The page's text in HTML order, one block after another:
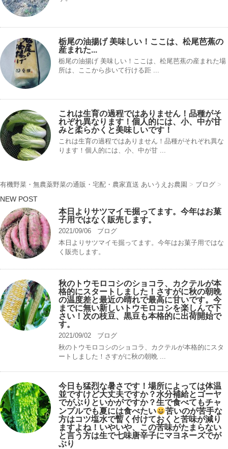
栃尾の油揚げ 美味しい！ここは、松尾芭蕉の
産まれた...
栃尾の油揚げ 美味しい！ここは、松尾芭蕉の産まれた場
所は、ここから歩いて行ける距 ...
これは生育の過程ではありません！品種がそ
れぞれ異なります！個人的には、小、中が甘
みと柔らかくと美味しいです！
これは生育の過程ではありません！品種がそれぞれ異な
ります！個人的には、小、中が甘 ...
有機野菜・無農薬野菜の通販・宅配・農家直送 あいうえお農園 > ブログ >
NEW POST
本日よりサツマイモ掘ってます。今年はお菓
子用ではなく販売します。
2021/09/06
ブログ
本日よりサツマイモ掘ってます。今年はお菓子用ではな
く販売します。
秋のトウモロコシのショコラ、カクテルが本
格的にスタートしました！さすがに秋の朝晩
の温度差と最近の晴れで最高に甘いです。今
までに無い新しいトウモロコシを楽しんで下
さい！次の枝豆、黒豆も本格的に出荷開始で
す。
2021/09/02
ブログ
秋のトウモロコシのショコラ、カクテルが本格的にスタ
ートしました！さすがに秋の朝晩 ...
今日も猛烈な暑さです！場所によっては体温
並ですけど大丈夫ですか？水分補給とゴーヤ
でがぶりといかがですか？生で食べてもチャ
ンプルでも夏には食べたい
苦いのが苦手な
方はコツ塩水で暫く付けておくと苦味が減り
ますよね！いやいや、この苦味がたまらない
と言う方は生で七味唐辛子にマヨネーズでが
ぶり